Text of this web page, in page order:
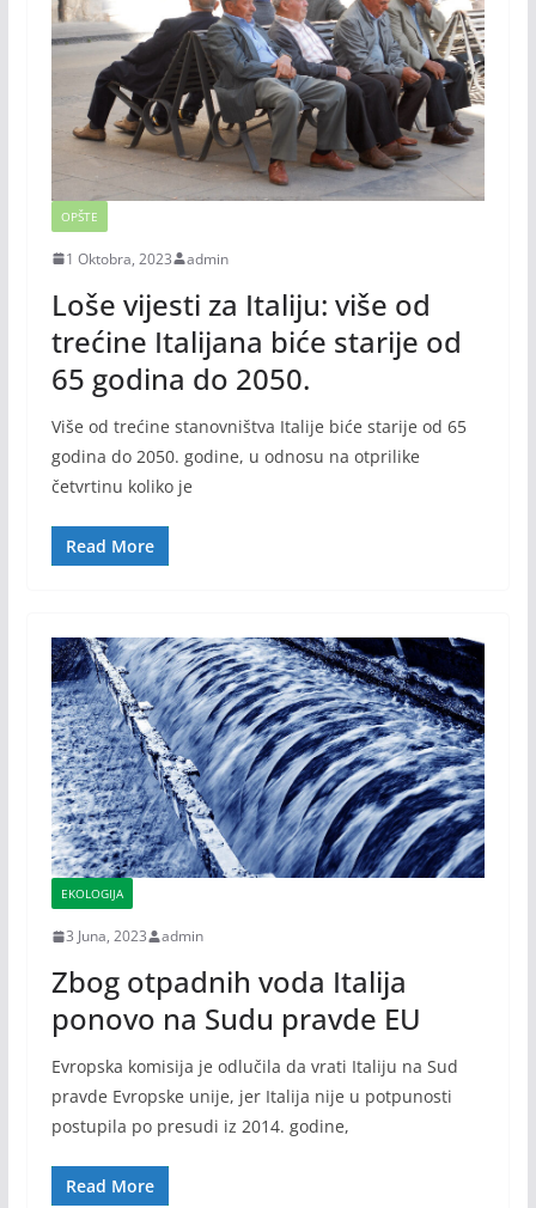
OPŠTE
1 Oktobra, 2023 admin
Loše vijesti za Italiju: više od
trećine Italijana biće starije od
65 godina do 2050.
Više od trećine stanovništva Italije biće starije od 65
godina do 2050. godine, u odnosu na otprilike
četvrtinu koliko je
Read More
EKOLOGIJA
3 Juna, 2023 admin
Zbog otpadnih voda Italija
ponovo na Sudu pravde EU
Evropska komisija je odlučila da vrati Italiju na Sud
pravde Evropske unije, jer Italija nije u potpunosti
postupila po presudi iz 2014. godine,
Read More